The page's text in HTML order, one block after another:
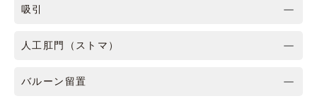
吸引
人工肛門（ストマ）
バルーン留置